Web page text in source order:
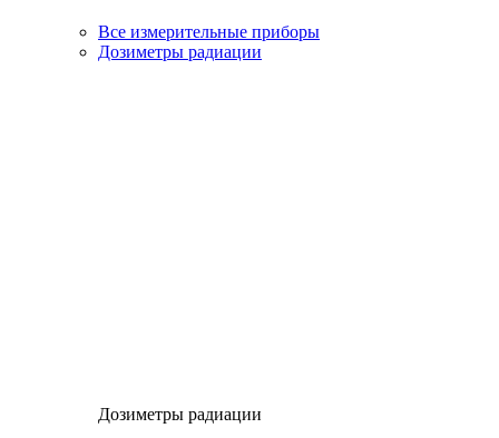
Все измерительные приборы
Дозиметры радиации
Дозиметры радиации